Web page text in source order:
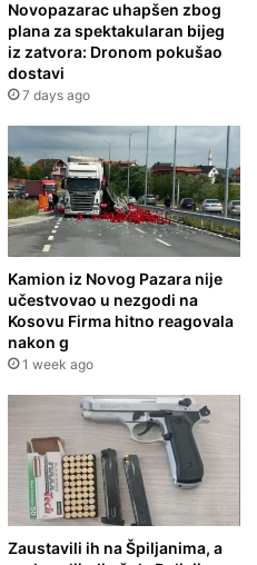
Novopazarac uhapšen zbog
plana za spektakularan bijeg
iz zatvora: Dronom pokušao
dostavi
7 days ago
Kamion iz Novog Pazara nije
učestvovao u nezgodi na
Kosovu Firma hitno reagovala
nakon g
1 week ago
Zaustavili ih na Špiljanima, a